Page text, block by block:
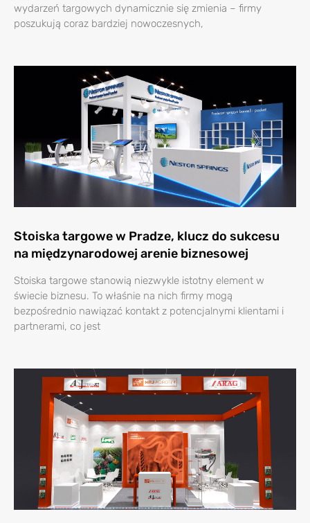
wydarzeń targowych dynamicznie się zmienia – firmy
poszukują coraz bardziej nowoczesnych,
Stoiska targowe w Pradze, klucz do sukcesu
na międzynarodowej arenie biznesowej
Stoiska targowe stanowią niezwykle istotny element w
świecie biznesu. To właśnie na nich firmy mogą
bezpośrednio nawiązać kontakt z potencjalnymi klientami i
partnerami, co jest